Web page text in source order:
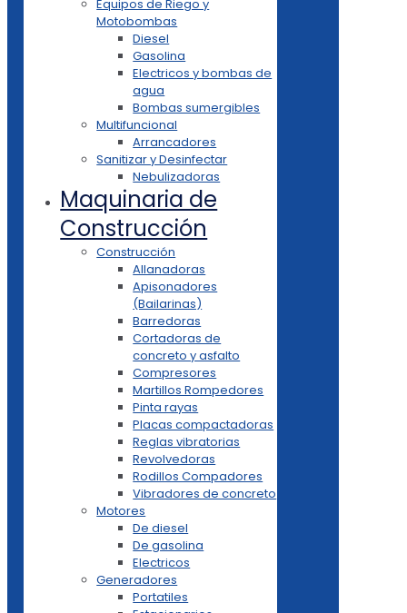
Equipos de Riego y
Motobombas
Diesel
Gasolina
Electricos y bombas de
agua
Bombas sumergibles
Multifuncional
Arrancadores
Sanitizar y Desinfectar
Nebulizadoras
Maquinaria de
Construcción
Construcción
Allanadoras
Apisonadores
(Bailarinas)
Barredoras
Cortadoras de
concreto y asfalto
Compresores
Martillos Rompedores
Pinta rayas
Placas compactadoras
Reglas vibratorias
Revolvedoras
Rodillos Compadores
Vibradores de concreto
Motores
De diesel
De gasolina
Electricos
Generadores
Portatiles